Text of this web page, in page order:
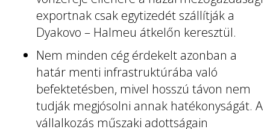
exportnak csak egytizedét szállítják a
Dyakovo – Halmeu átkelőn keresztül.
Nem minden cég érdekelt azonban a
határ menti infrastruktúrába való
befektetésben, mivel hosszú távon nem
tudják megjósolni annak hatékonyságát. A
vállalkozás műszaki adottságain